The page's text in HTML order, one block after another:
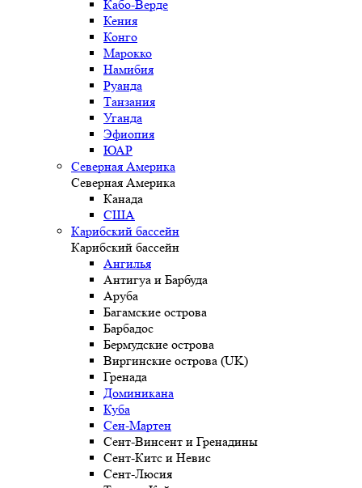
Кабо-Верде
Кения
Конго
Марокко
Намибия
Руанда
Танзания
Уганда
Эфиопия
ЮАР
Северная Америка
Северная Америка
Канада
США
Карибский бассейн
Карибский бассейн
Ангилья
Антигуа и Барбуда
Аруба
Багамские острова
Барбадос
Бермудские острова
Виргинские острова (UK)
Гренада
Доминикана
Куба
Сен-Мартен
Сент-Винсент и Гренадины
Сент-Китс и Невис
Сент-Люсия